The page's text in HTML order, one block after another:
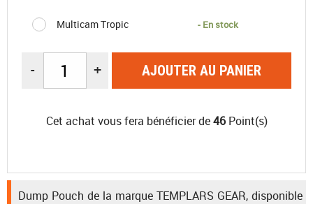
Multicam Tropic - En stock
- + AJOUTER AU PANIER
Cet achat vous fera bénéficier de46Point(s)
Dump Pouch de la marque TEMPLARS GEAR, disponible